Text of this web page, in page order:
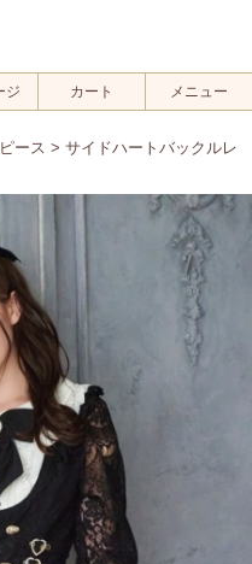
ジ カート メニュー
ース > サイドハートバックルレ